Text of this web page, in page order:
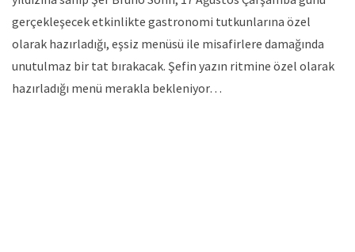
gerçekleşecek etkinlikte gastronomi tutkunlarına özel
olarak hazırladığı, eşsiz menüsü ile misafirlere damağında
unutulmaz bir tat bırakacak. Şefin yazın ritmine özel olarak
hazırladığı menü merakla bekleniyor…